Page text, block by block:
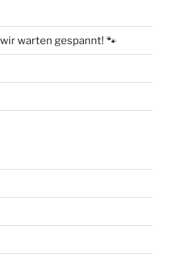
warten gespannt! 🐾